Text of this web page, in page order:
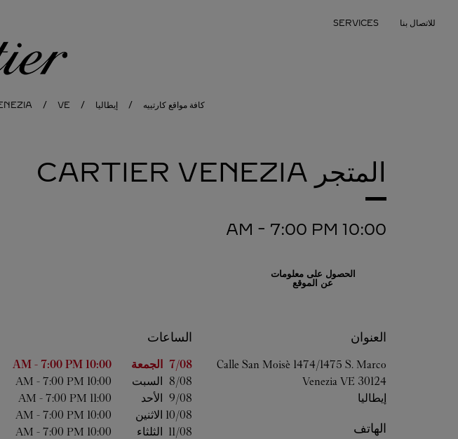
للاتصال بنا SERVICES
كافة مواقع كارتييه إيطاليا VE
المتجر CARTIER VENEZIA
10:00 AM
- 7:00 PM
الحصول على معلومات
عن الموقع
العنوان
Calle San Moisè 1474/1475 S. Marco
30124
Venezia VE
إيطاليا
الهاتف
الساعات
اليوم من الأسبوع الساعات 7/08 الجمعة 10:00 AM
- 7:00 PM
8/08 السبت 10:00 AM
- 7:00 PM
9/08 الأحد 11:00 AM
- 7:00 PM
10/08 الاثنين 10:00 AM
- 7:00 PM
11/08 الثلثاء 10:00 AM
- 7:00 PM